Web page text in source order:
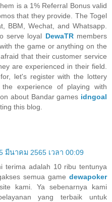
is a 1% Referral Bonus valid
that they provide. The Togel
BBM, Wechat, and Whatsapp.
serve loyal DewaTRmembers
the game or anything on the
that their customer service
are experienced in their field.
let's register with the lottery
experience of playing with
about Bandar games idngoal
this blog.
มีนาคม 2565 เวลา 00:09
terima adalah 10 ribu tentunya
semua game dewapoker
kami. Ya sebenarnya kami
yang terbaik untuk